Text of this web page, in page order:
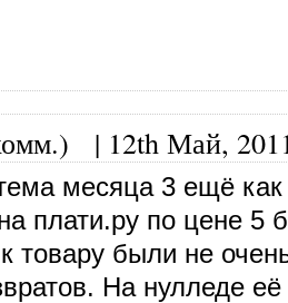
| 12th Май,
месяца 3 ещё как
плати.ру по цене 5
товару были не
На нулледе